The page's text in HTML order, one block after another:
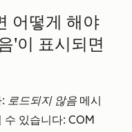
어떻게 해야
'이 표시되면
로드되지 않음 메시
수 있습니다: COM